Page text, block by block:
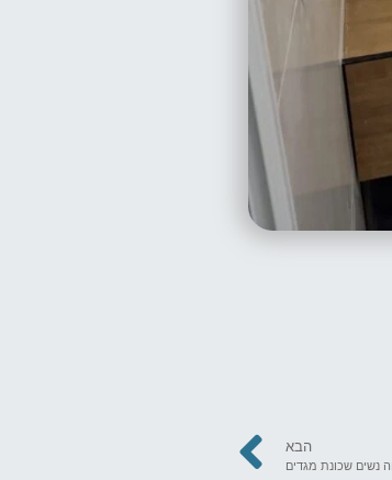
הבא
נשים שכונת מגדים